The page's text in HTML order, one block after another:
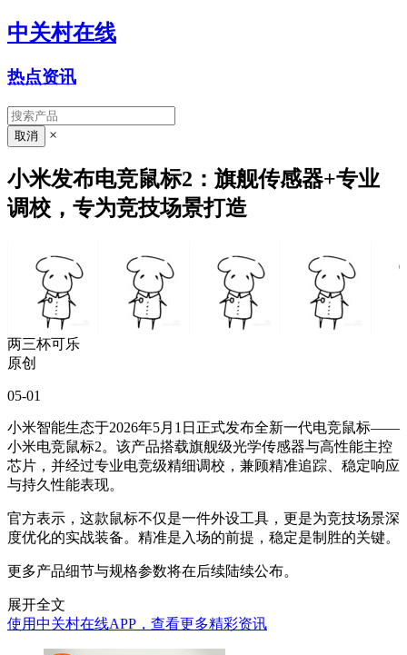
中关村在线
热点资讯
×
小米发布电竞鼠标2：旗舰传感器+专业
调校，专为竞技场景打造
两三杯可乐
原创
05-01
小米智能生态于2026年5月1日正式发布全新一代电竞鼠标——
小米电竞鼠标2。该产品搭载旗舰级光学传感器与高性能主控
芯片，并经过专业电竞级精细调校，兼顾精准追踪、稳定响应
与持久性能表现。
官方表示，这款鼠标不仅是一件外设工具，更是为竞技场景深
度优化的实战装备。精准是入场的前提，稳定是制胜的关键。
更多产品细节与规格参数将在后续陆续公布。
展开全文
使用中关村在线APP，查看更多精彩资讯